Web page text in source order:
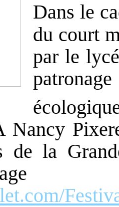
Dans le
du court
par le
Nancy
de la